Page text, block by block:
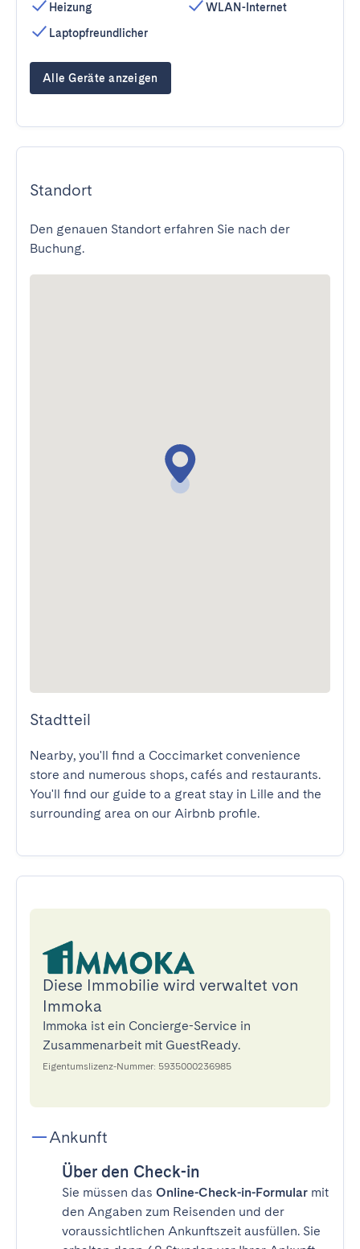
Heizung
Laptopfreundlicher
WLAN-Internet
Alle Geräte anzeigen
Standort
Den genauen Standort erfahren Sie nach der
Buchung.
Stadtteil
Nearby, you'll find a Coccimarket convenience
store and numerous shops, cafés and restaurants.
You'll find our guide to a great stay in Lille and the
surrounding area on our Airbnb profile.
Diese Immobilie wird verwaltet von
Immoka
Immoka ist ein Concierge-Service in
Zusammenarbeit mit GuestReady.
Eigentumslizenz-Nummer: 5935000236985
Ankunft
Über den Check-in
Sie müssen das Online-Check-in-Formular mit
den Angaben zum Reisenden und der
voraussichtlichen Ankunftszeit ausfüllen. Sie